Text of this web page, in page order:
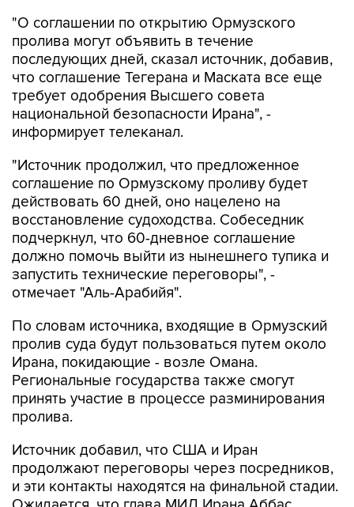
"О соглашении по открытию Ормузского
пролива могут объявить в течение
последующих дней, сказал источник, добавив,
что соглашение Тегерана и Маската все еще
требует одобрения Высшего совета
национальной безопасности Ирана", -
информирует телеканал.
"Источник продолжил, что предложенное
соглашение по Ормузскому проливу будет
действовать 60 дней, оно нацелено на
восстановление судоходства. Собеседник
подчеркнул, что 60-дневное соглашение
должно помочь выйти из нынешнего тупика и
запустить технические переговоры", -
отмечает "Аль-Арабийя".
По словам источника, входящие в Ормузский
пролив суда будут пользоваться путем около
Ирана, покидающие - возле Омана.
Региональные государства также смогут
принять участие в процессе разминирования
пролива.
Источник добавил, что США и Иран
продолжают переговоры через посредников,
и эти контакты находятся на финальной стадии.